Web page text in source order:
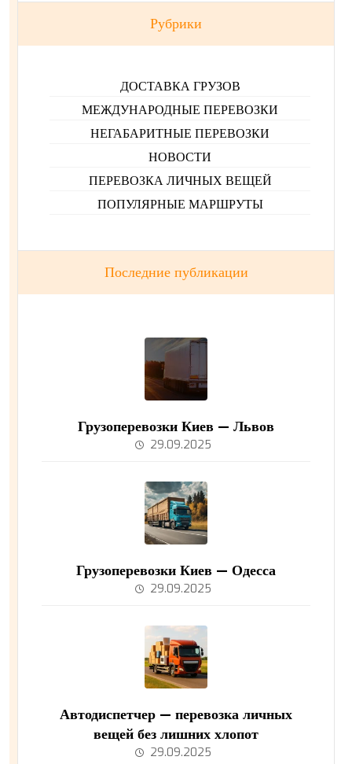
Рубрики
ДОСТАВКА ГРУЗОВ
МЕЖДУНАРОДНЫЕ ПЕРЕВОЗКИ
НЕГАБАРИТНЫЕ ПЕРЕВОЗКИ
НОВОСТИ
ПЕРЕВОЗКА ЛИЧНЫХ ВЕЩЕЙ
ПОПУЛЯРНЫЕ МАРШРУТЫ
Последние публикации
Грузоперевозки Киев — Львов
29.09.2025
Грузоперевозки Киев — Одесса
29.09.2025
Автодиспетчер — перевозка личных
вещей без лишних хлопот
29.09.2025